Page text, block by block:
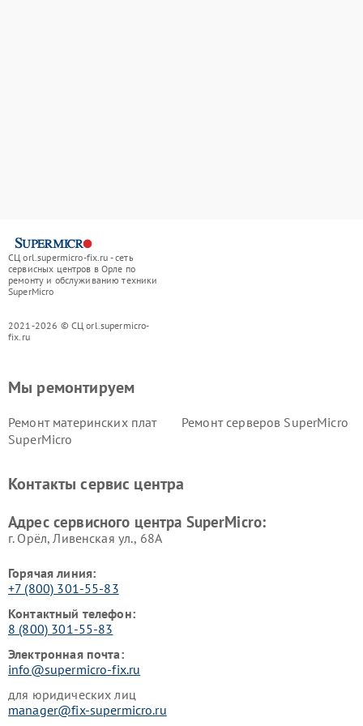
СЦ orl.supermicro-fix.ru - сеть
сервисных центров в Орле по
ремонту и обслуживанию техники
SuperMicro
2021-2026 © СЦ orl.supermicro-
fix.ru
Мы ремонтируем
Ремонт материнских плат
SuperMicro
Ремонт серверов SuperMicro
Контакты сервис центра
Адрес сервисного центра SuperMicro:
г. Орёл, Ливенская ул., 68А
Горячая линия:
+7 (800) 301-55-83
Контактный телефон:
8 (800) 301-55-83
Электронная почта:
info@supermicro-fix.ru
для юридических лиц
manager@fix-supermicro.ru